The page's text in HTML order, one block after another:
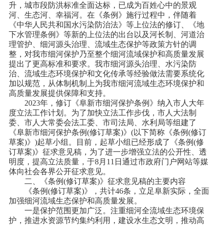
升，城市段防洪标准全面达标，已成为百姓心中的景观
河、生态河、幸福河。在《条例》施行过程中，伴随着
《中华人民共和国水污染防治法》等上位法的修订、《地
下水管理条例》等新的上位法的出台以及河长制、河道治
理管护、细河源头治理、流域生态保护等政策方针的调
整，对我市细河保护乃至整个细河流域保护和高质量发展
提出了更高标准和要求。我市细河源头治理、水污染防
治、流域生态环境保护和文化传承等经验做法需要系统化
加以规范，从体制机制上为我市细河流域生态环境保护和
高质量发展提供保障和支持。
2023年，修订《阜新市细河保护条例》纳入市人大年
度立法工作计划。为了加快立法工作步伐，市人大法制
委、市人大常委会法工委、市司法局、水利局等组建了
《阜新市细河保护条例(修订草案)》(以下简称《条例(修订
草案)》)起草小组。目前，起草小组已经形成了《条例(修
订草案)》征求意见稿，为了进一步增强立法的公开性、透
明度，提高立法质量，于8月11日通过市政府门户网站等媒
体向社会各界公开征求意见。
二、《条例(修订草案)》征求意见稿的主要内容
《条例(修订草案)》，共计46条，立足阜新实际，全面
加强细河流域生态保护和高质量发展。
一是保护范围更加广泛。注重细河全流域生态环境保
护，推进水资源节约集约利用，建设水生态文明，推动高